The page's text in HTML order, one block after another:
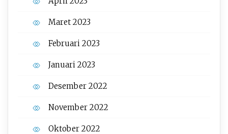
Maret 2023
Februari 2023
Januari 2023
Desember 2022
November 2022
Oktober 2022